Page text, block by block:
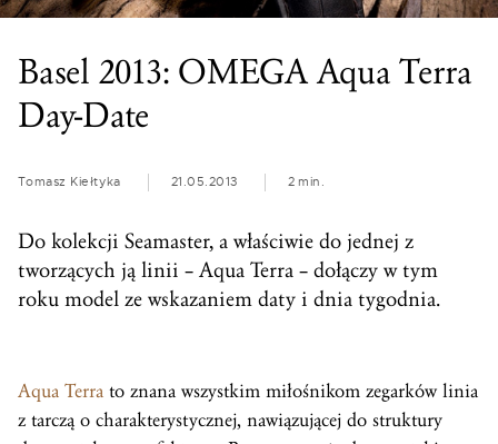
Basel 2013: OMEGA Aqua Terra
Day-Date
Tomasz Kiełtyka 21.05.2013 2 min.
Do kolekcji Seamaster, a właściwie do jednej z
tworzących ją linii – Aqua Terra – dołączy w tym
roku model ze wskazaniem daty i dnia tygodnia.
Aqua Terra to znana wszystkim miłośnikom zegarków linia
z tarczą o charakterystycznej, nawiązującej do struktury